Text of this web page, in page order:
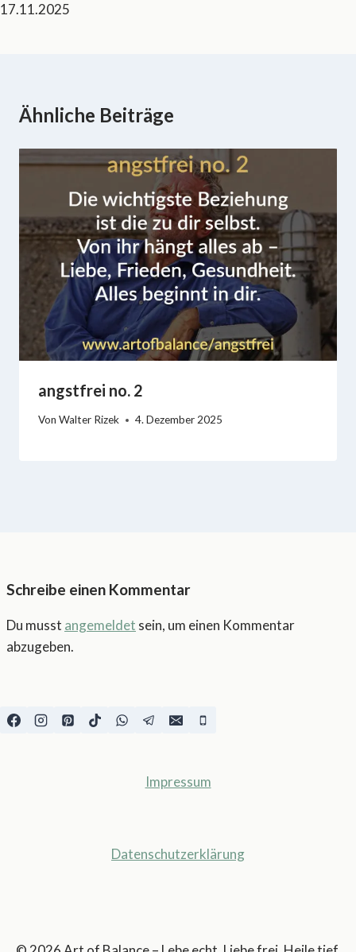
17.11.2025
Ähnliche Beiträge
angstfrei no. 2
Von Walter Rizek 4. Dezember 2025
Schreibe einen Kommentar
Du musst angemeldet sein, um einen Kommentar
abzugeben.
Impressum
Datenschutzerklärung